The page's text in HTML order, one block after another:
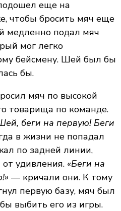
еще на
чтобы бросить мяч еще
медленно подал мяч
мог легко
бейсмену. Шей был бы
бы.
мяч по высокой
товарища по команде.
беги на первую!Беги
в жизни не попадал
по задней линии,
удивления. «Беги на
— кричали они. К тому
первую базу, мяч был
выбить его из игры.